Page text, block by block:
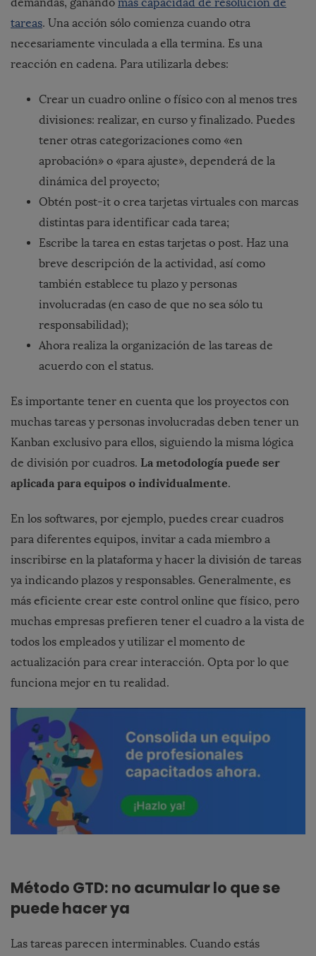
tareas. Una acción sólo comienza cuando otra
necesariamente vinculada a ella termina. Es una
reacción en cadena. Para utilizarla debes:
Crear un cuadro online o físico con al menos tres
divisiones: realizar, en curso y finalizado. Puedes
tener otras categorizaciones como «en
aprobación» o «para ajuste», dependerá de la
dinámica del proyecto;
Obtén post-it o crea tarjetas virtuales con marcas
distintas para identificar cada tarea;
Escribe la tarea en estas tarjetas o post. Haz una
breve descripción de la actividad, así como
también establece tu plazo y personas
involucradas (en caso de que no sea sólo tu
responsabilidad);
Ahora realiza la organización de las tareas de
acuerdo con el status.
Es importante tener en cuenta que los proyectos con
muchas tareas y personas involucradas deben tener un
Kanban exclusivo para ellos, siguiendo la misma lógica
de división por cuadros. La metodología puede ser
aplicada para equipos o individualmente.
En los softwares, por ejemplo, puedes crear cuadros
para diferentes equipos, invitar a cada miembro a
inscribirse en la plataforma y hacer la división de tareas
ya indicando plazos y responsables. Generalmente, es
más eficiente crear este control online que físico, pero
muchas empresas prefieren tener el cuadro a la vista de
todos los empleados y utilizar el momento de
actualización para crear interacción. Opta por lo que
funciona mejor en tu realidad.
Método GTD: no acumular lo que se
puede hacer ya
Las tareas parecen interminables. Cuando estás